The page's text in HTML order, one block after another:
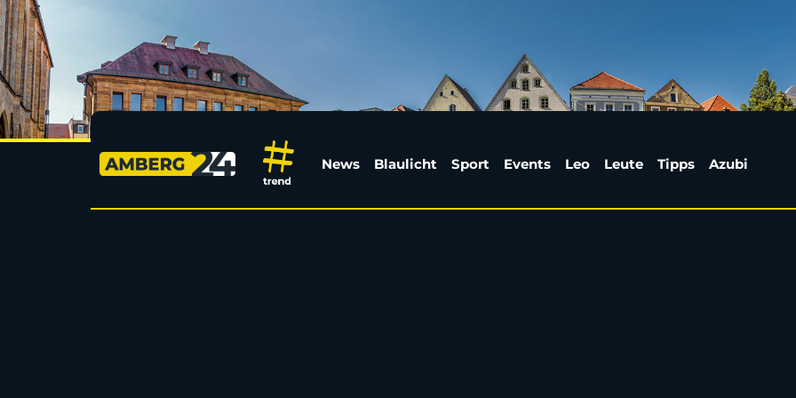
Amberg24
News Blaulicht Sport Events Leo Leute Tipps Azubi